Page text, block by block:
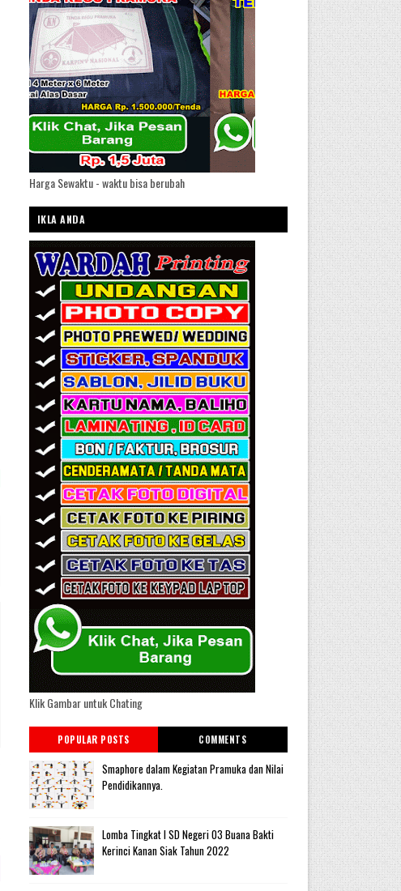
Harga Sewaktu - waktu bisa berubah
IKLA ANDA
Klik Gambar untuk Chating
POPULAR POSTS COMMENTS
Smaphore dalam Kegiatan Pramuka dan Nilai
Pendidikannya.
Lomba Tingkat I SD Negeri 03 Buana Bakti
Kerinci Kanan Siak Tahun 2022